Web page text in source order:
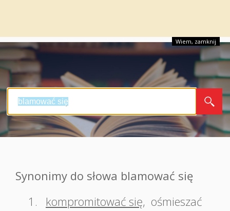
Wiem, zamknij
Synonimy do słowa blamować się
1.
kompromitować się, ośmieszać